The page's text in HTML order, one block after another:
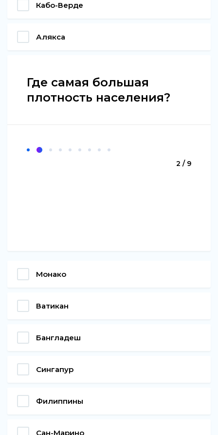
Кабо-Верде
Алякса
Где самая большая
плотность населения?
2 / 9
Монако
Ватикан
Бангладеш
Сингапур
Филиппины
Сан-Марино